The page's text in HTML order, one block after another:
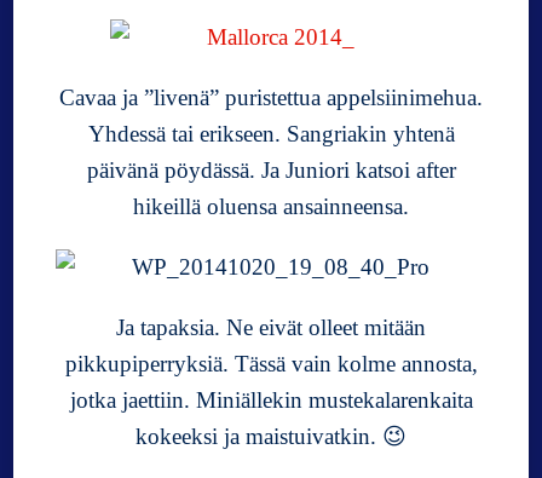
Cavaa ja ”livenä” puristettua appelsiinimehua.
Yhdessä tai erikseen. Sangriakin yhtenä
päivänä pöydässä. Ja Juniori katsoi after
hikeillä oluensa ansainneensa.
Ja tapaksia. Ne eivät olleet mitään
pikkupiperryksiä. Tässä vain kolme annosta,
jotka jaettiin. Miniällekin mustekalarenkaita
kokeeksi ja maistuivatkin. 😉